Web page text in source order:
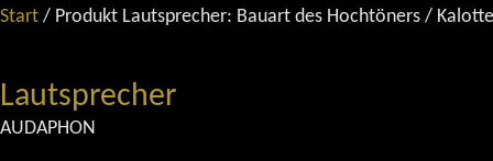
Start / Produkt Lautsprecher: Bauart des Hochtöners / Kalotte
Lautsprecher
AUDAPHON